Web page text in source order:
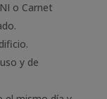
o Carnet
y de